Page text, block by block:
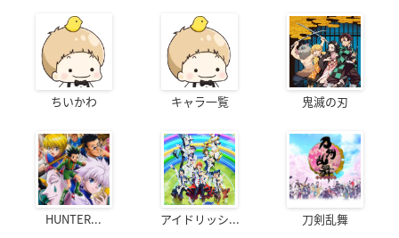
ちいかわ キャラ一覧 鬼滅の刃
HUNTER... アイドリッシ... 刀剣乱舞